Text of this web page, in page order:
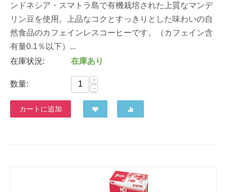
ンドネシア・スマトラ島で有機栽培された上質なマンデ
リン豆を使用。上品なコクとすっきりとした味わいの自
然食品のカフェインレスコーヒーです。（カフェイン含
有量0.1％以下）...
在庫状況:
在庫あり
数量:
+
−
カートに追加